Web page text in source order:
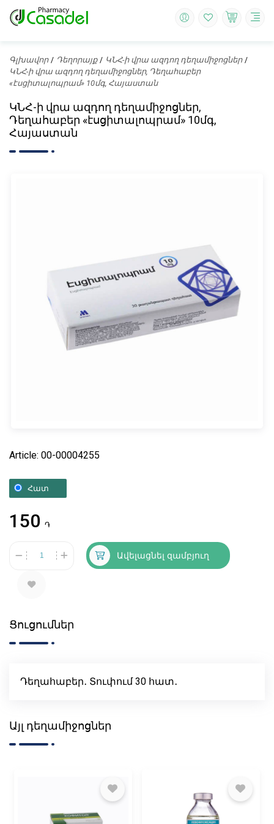
Գլխավոր Դեղորայք
ԿՆՀ-ի վրա ազդող դեղամիջոցներ
ԿՆՀ-ի վրա ազդող դեղամիջոցներ, Դեղահաբեր
«էսցիտալոպրամ» 10մգ, Հայաստան
ԿՆՀ-ի վրա ազդող դեղամիջոցներ,
Դեղահաբեր «էսցիտալոպրամ» 10մգ,
Հայաստան
Article: 00-00004255
Հատ
150 ֏
Ավելացնել զամբյուղ
Ցուցումներ
Դեղահաբեր․ Տուփում 30 հատ․
Այլ դեղամիջոցներ